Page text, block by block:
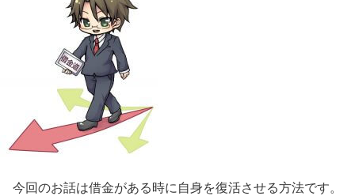
今回のお話は借金がある時に自身を復活させる方法です。